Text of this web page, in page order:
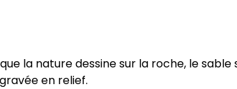
la nature dessine sur la roche, le sable
en relief.